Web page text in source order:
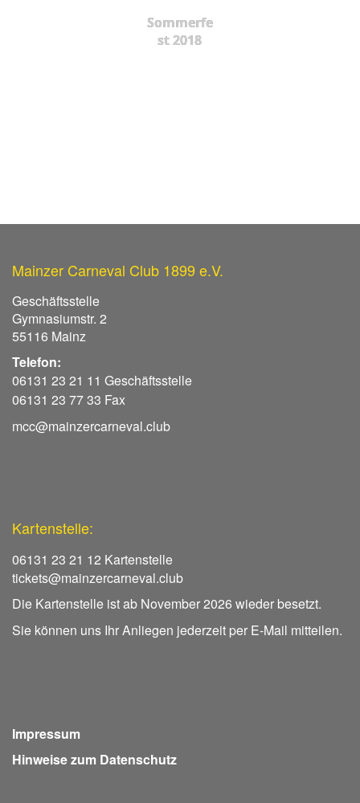
Sommerfe
st 2018
Mainzer Carneval Club 1899 e.V.
Geschäftsstelle
Gymnasiumstr. 2
55116 Mainz
Telefon:
06131 23 21 11 Geschäftsstelle
06131 23 77 33 Fax
mcc@mainzercarneval.club
Kartenstelle:
06131 23 21 12 Kartenstelle
tickets@mainzercarneval.club
Die Kartenstelle ist ab November 2026 wieder besetzt.
Sie können uns Ihr Anliegen jederzeit per E-Mail mitteilen.
Impressum
Hinweise zum Datenschutz